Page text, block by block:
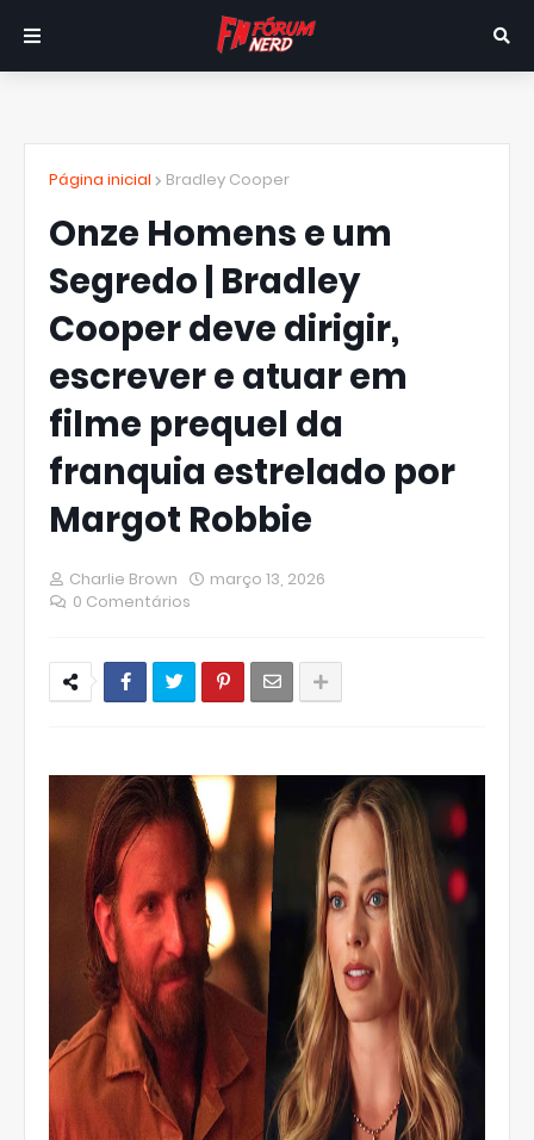
Página inicial Bradley Cooper
Onze Homens e um
Segredo | Bradley
Cooper deve dirigir,
escrever e atuar em
filme prequel da
franquia estrelado por
Margot Robbie
Charlie Brown
março 13, 2026
0 Comentários